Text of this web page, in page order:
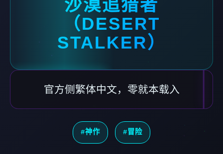
沙漠追猎者
（DESERT
STALKER）
官方侧繁体中文，零就本载入
#神作 #冒险